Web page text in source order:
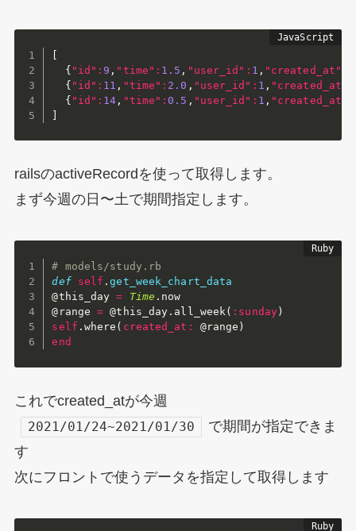
[
{ "id" :9 , "time" : 1.5 , "user_id" : 1 , "created_at"
{ "id" : 11 , "time" : 2.0 , "user_id" : 1 , "created_at"
{ "id" : 14 , "time" :0.5 , "user_id" : 1 , "created_at"
]
railsのactiveRecordを使って取得します。
まず今週の日〜土で期間指定します。
# models/study.rb
def
self .get_week_chart_data
@this_day = Time .
@range
= @this_day . all_week( :sunday)
self . where ( created_at : @range )
end
これでcreated_atが今週
2021/01/24~2021/01/30
で期間が指定できま
す
次にフロントで使うデータを指定して取得します